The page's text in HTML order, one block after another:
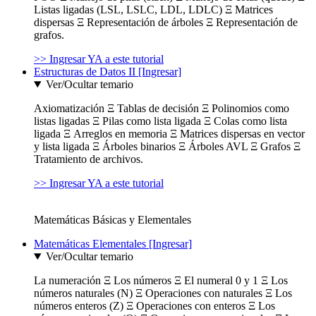
Listas ligadas (LSL, LSLC, LDL, LDLC) Ξ Matrices
dispersas Ξ Representación de árboles Ξ Representación de
grafos.
>> Ingresar YA a este tutorial
Estructuras de Datos II [Ingresar]
Ver/Ocultar temario
Axiomatización Ξ Tablas de decisión Ξ Polinomios como
listas ligadas Ξ Pilas como lista ligada Ξ Colas como lista
ligada Ξ Arreglos en memoria Ξ Matrices dispersas en vector
y lista ligada Ξ Árboles binarios Ξ Árboles AVL Ξ Grafos Ξ
Tratamiento de archivos.
>> Ingresar YA a este tutorial
Matemáticas Básicas y Elementales
Matemáticas Elementales [Ingresar]
Ver/Ocultar temario
La numeración Ξ Los números Ξ El numeral 0 y 1 Ξ Los
números naturales (N) Ξ Operaciones con naturales Ξ Los
números enteros (Z) Ξ Operaciones con enteros Ξ Los